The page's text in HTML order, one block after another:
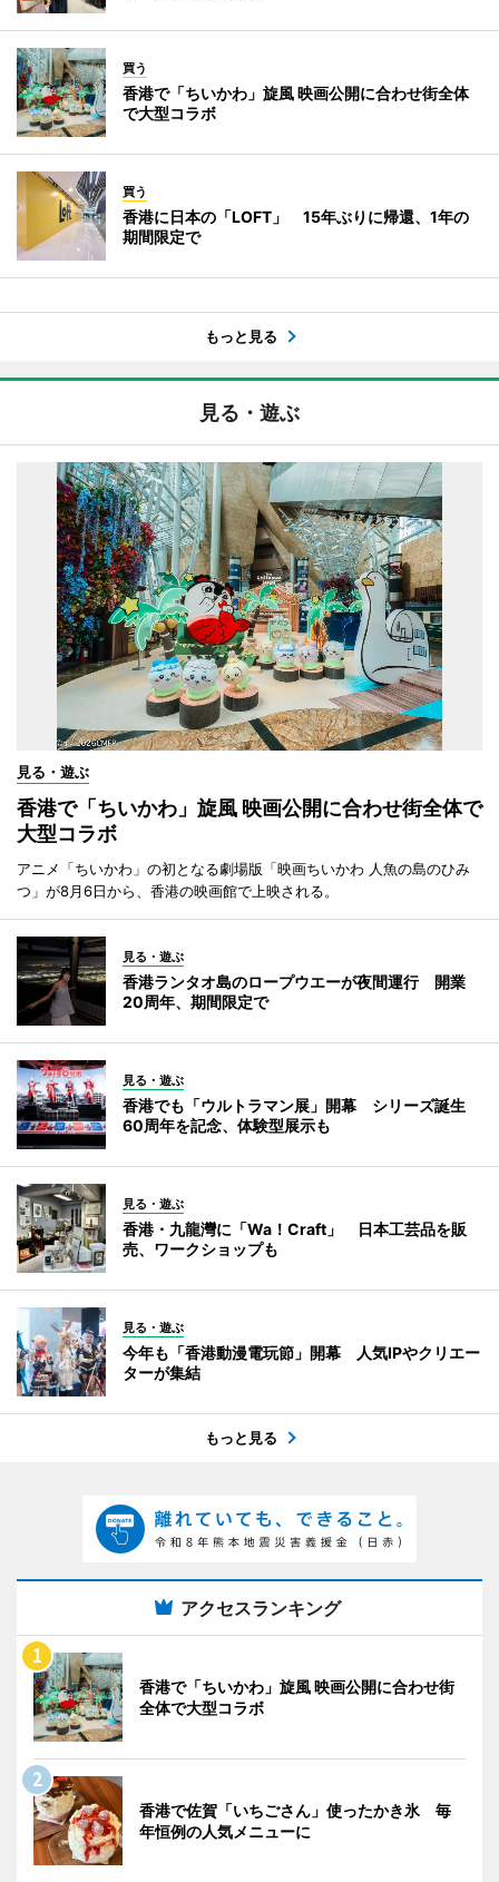
買う
香港で「ちいかわ」旋風 映画公開に合わせ街全体
で大型コラボ
買う
香港に日本の「LOFT」 15年ぶりに帰還、1年の
期間限定で
もっと見る
見る・遊ぶ
見る・遊ぶ
香港で「ちいかわ」旋風 映画公開に合わせ街全体で
大型コラボ
アニメ「ちいかわ」の初となる劇場版「映画ちいかわ 人魚の島のひみ
つ」が8月6日から、香港の映画館で上映される。
見る・遊ぶ
香港ランタオ島のロープウエーが夜間運行 開業
20周年、期間限定で
見る・遊ぶ
香港でも「ウルトラマン展」開幕 シリーズ誕生
60周年を記念、体験型展示も
見る・遊ぶ
香港・九龍灣に「Wa！Craft」 日本工芸品を販
売、ワークショップも
見る・遊ぶ
今年も「香港動漫電玩節」開幕 人気IPやクリエー
ターが集結
もっと見る
アクセスランキング
香港で「ちいかわ」旋風 映画公開に合わせ街
全体で大型コラボ
香港で佐賀「いちごさん」使ったかき氷 毎
年恒例の人気メニューに